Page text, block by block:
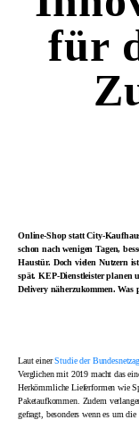
für
Online-Shop statt City-
schon nach wenigen Tagen,
Haustür. Doch vielen Nutzern
spät. KEP-Dienstleister planen
Delivery näherzukommen.
Laut einerStudie der
Verglichen mit 2019 macht das
Herkömmliche Lieferformen wie
Paketaufkommen. Zudem
gefragt, besonders wenn es um